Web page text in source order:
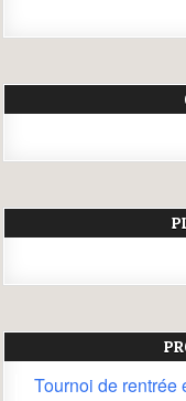
Tournoi de rentrée